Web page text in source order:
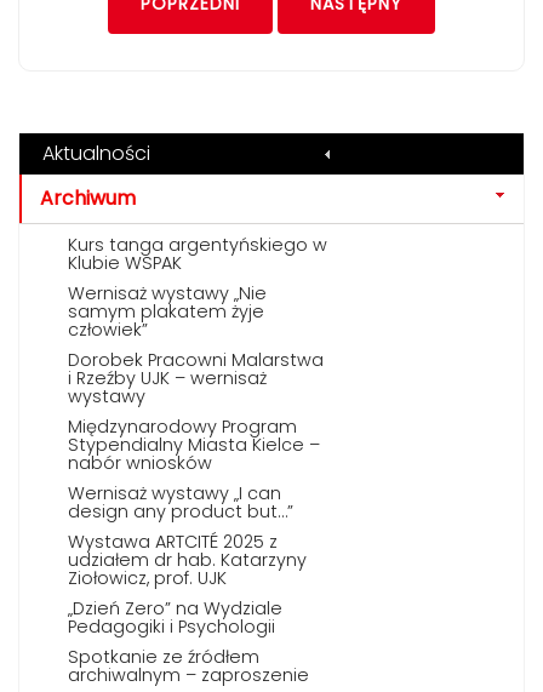
Aktualności
Archiwum
Kurs tanga argentyńskiego w
Klubie WSPAK
Wernisaż wystawy „Nie
samym plakatem żyje
człowiek”
Dorobek Pracowni Malarstwa
i Rzeźby UJK – wernisaż
wystawy
Międzynarodowy Program
Stypendialny Miasta Kielce –
nabór wniosków
Wernisaż wystawy „I can
design any product but…”
Wystawa ARTCITÉ 2025 z
udziałem dr hab. Katarzyny
Ziołowicz, prof. UJK
„Dzień Zero” na Wydziale
Pedagogiki i Psychologii
Spotkanie ze źródłem
archiwalnym – zaproszenie